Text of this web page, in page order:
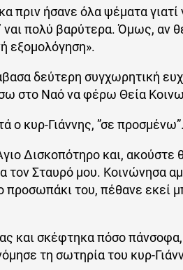
πριν ήσανε όλα ψέματα
ναι πολύ βαρύτερα. Όμως, αν
εξομολόγηση».
δεύτερη συγχωρητική
στο Ναό να φέρω Θεία
ο κυρ-Γιάννης, ”σε
Δισκοπότηρο και, ακούστε
τον Σταυρό μου. Κοινώνησα
προσωπάκι του, πέθανε εκεί
και σκέφτηκα πόσο πάνσοφα,
τη σωτηρία του κυρ-